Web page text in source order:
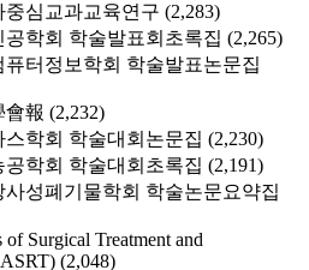
중심교과교육연구 (2,283)
공학회 학술발표회초록집 (2,265)
퓨터정보학회 학술발표논문집
會報 (2,232)
스학회 학술대회논문집 (2,230)
공학회 학술대회초록집 (2,191)
사성폐기물학회 학술논문요약집
of Surgical Treatment and
(2,048)